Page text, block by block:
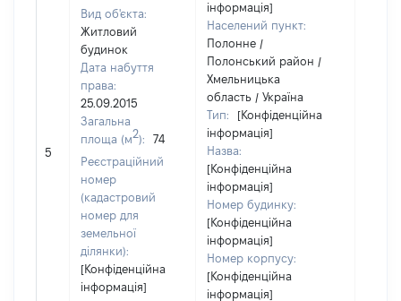
5
Вид об'єкта:
Житловий
будинок
Дата набуття
права:
25.09.2015
Загальна
площа (м2):
74
Реєстраційний
номер
(кадастровий
номер для
земельної
ділянки):
[Конфіденційна
інформація]
інформація]
Населений пункт:
Полонне /
Полонський район /
Хмельницька
область / Україна
Тип:
[Конфіденційна
інформація]
Назва:
[Конфіденційна
інформація]
Номер будинку:
[Конфіденційна
інформація]
Номер корпусу:
[Конфіденційна
інформація]